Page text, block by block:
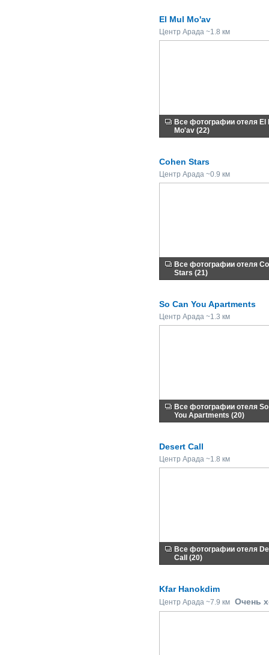
El Mul Mo'av
Центр Арада ~1.8 км
Все фотографии отеля El
Mo'av (22)
Cohen Stars
Центр Арада ~0.9 км
Все фотографии отеля
Stars (21)
So Can You Apartments
Центр Арада ~1.3 км
Все фотографии отеля
You Apartments (20)
Desert Call
Центр Арада ~1.8 км
Все фотографии отеля
Call (20)
Kfar Hanokdim
Центр Арада ~7.9 км Очень